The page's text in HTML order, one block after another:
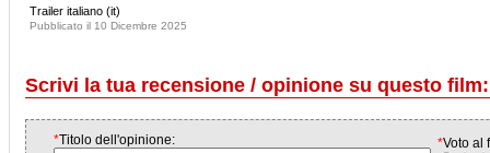
Trailer italiano (it)
Pubblicato il 10 Dicembre 2025
Scrivi la tua recensione / opinione su questo
*Titolo dell'opinione: *Voto al